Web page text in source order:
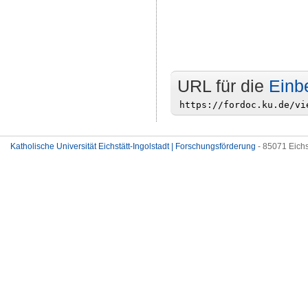
URL für die
Katholische Universität Eichstätt-Ingolstadt | Forschungsförderung - 85071